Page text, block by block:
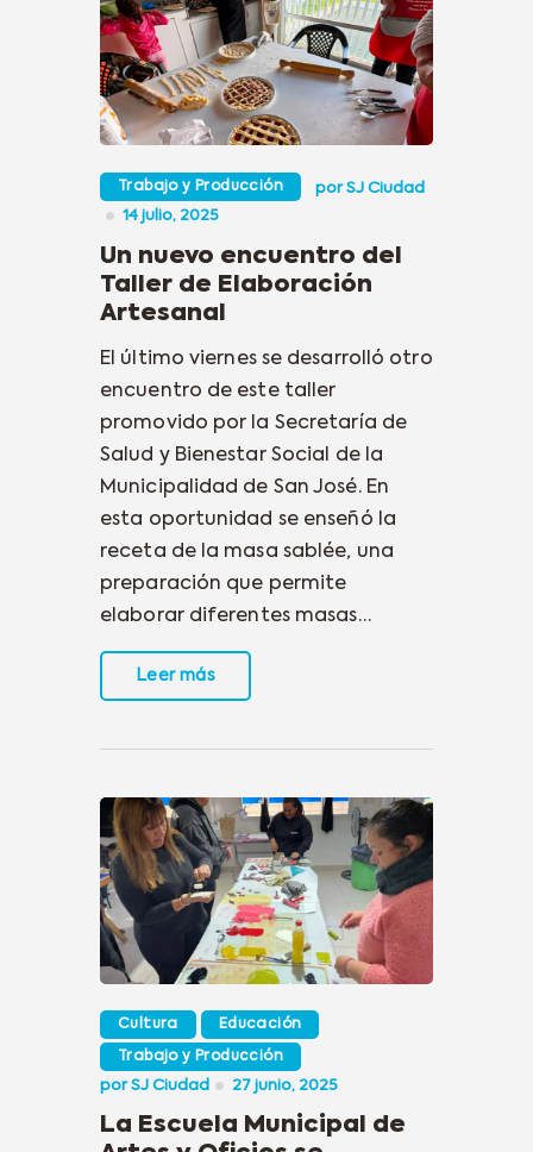
Trabajo y Producción porSJ Ciudad
14 julio, 2025
Un nuevo encuentro del
Taller de Elaboración
Artesanal
El último viernes se desarrolló otro
encuentro de este taller
promovido por la Secretaría de
Salud y Bienestar Social de la
Municipalidad de San José. En
esta oportunidad se enseñó la
receta de la masa sablée, una
preparación que permite
elaborar diferentes masas…
Leer más
Cultura Educación
Trabajo y Producción
porSJ Ciudad 27 junio, 2025
La Escuela Municipal de